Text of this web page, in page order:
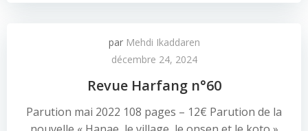
par Mehdi Ikaddaren
décembre 24, 2024
Revue Harfang n°60
Parution mai 2022 108 pages – 12€ Parution de la